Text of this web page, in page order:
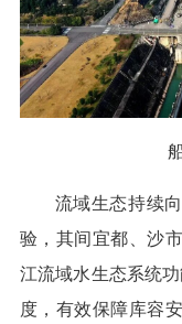
流域生态持续
验，其间宜都、沙
江流域水生态系统
度，有效保障库容